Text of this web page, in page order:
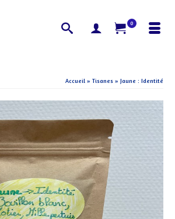
0
Accueil » Tisanes » Jaune : Identité